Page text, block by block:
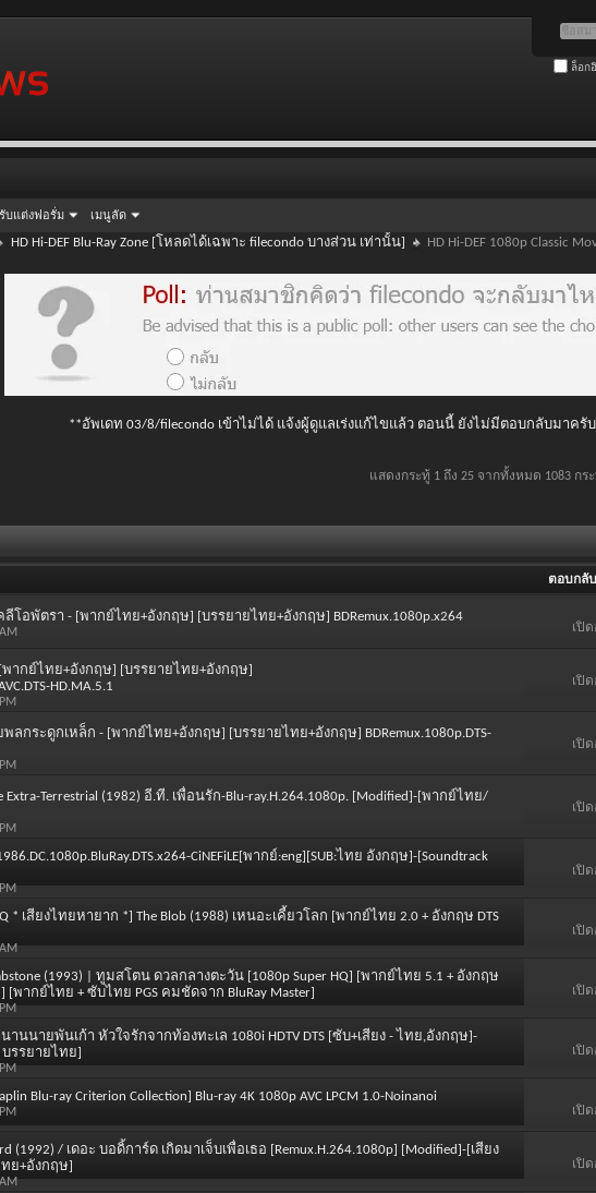
ล็อก
บแต่งฟอรั่ม เมนูลัด
HD Hi-DEF Blu-Ray Zone [โหลดได้เฉพาะ filecondo บางส่วน เท่านั้น] HD Hi-DEF 1080p Classic
**อัพเดท 03/8/filecondo เข้าไม่ได้ แจ้งผู้ดูแลเร่งแก้ไขแล้ว ตอนนี้ ยังไม่มีตอบกลับมาครั
แสดงกระทู้ 1 ถึง 25 จากทั้งหมด 1083 กร
ตอบกลับ
ลีโอพัตรา - [พากย์ไทย+อังกฤษ] [บรรยายไทย+อังกฤษ] BDRemux.1080p.x264
เปิ
[พากย์ไทย+อังกฤษ] [บรรยายไทย+อังกฤษ]
HD.MA.5.1
เปิ
พลกระดูกเหล็ก - [พากย์ไทย+อังกฤษ] [บรรยายไทย+อังกฤษ] BDRemux.1080p.DTS-
เปิ
Extra-Terrestrial (1982) อี.ที. เพื่อนรัก-Blu-ray.H.264.1080p. [Modified]-[พากย์ไทย/
เปิ
CiNEFiLE[พากย์:eng][SUB:ไทย อังกฤษ]-[Soundtrack
เปิ
เสียงไทยหายาก *] The Blob (1988) เหนอะเคี้ยวโลก [พากย์ไทย 2.0 + อังกฤษ DTS
เปิ
(1993) | ทูมสโตน ดวลกลางตะวัน [1080p Super HQ] [พากย์ไทย 5.1 + อังกฤษ
[พากย์ไทย + ซับไทย PGS คมชัดจาก BluRay Master]
เปิ
นานนายพันเก้า หัวใจรักจากท้องทะเล 1080i HDTV DTS [ซับ+เสียง - ไทย,อังกฤษ]-
บรรยายไทย]
เปิ
Blu-ray Criterion Collection] Blu-ray 4K 1080p AVC LPCM 1.0-Noinanoi
เปิ
(1992) / เดอะ บอดิ้การ์ด เกิดมาเจ็บเพื่อเธอ [Remux.H.264.1080p] [Modified]-[เสียง
ย+อังกฤษ]
เปิ